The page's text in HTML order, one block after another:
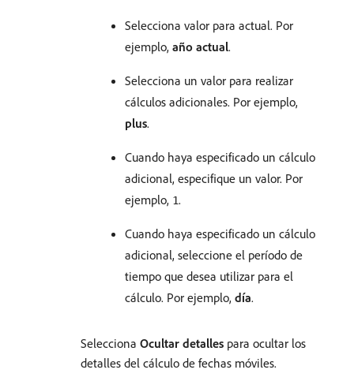
Selecciona valor para actual. Por
ejemplo, año actual.
Selecciona un valor para realizar
cálculos adicionales. Por ejemplo,
plus.
Cuando haya especificado un cálculo
adicional, especifique un valor. Por
ejemplo, 1.
Cuando haya especificado un cálculo
adicional, seleccione el período de
tiempo que desea utilizar para el
cálculo. Por ejemplo, día.
Selecciona Ocultar detalles para ocultar los
detalles del cálculo de fechas móviles.